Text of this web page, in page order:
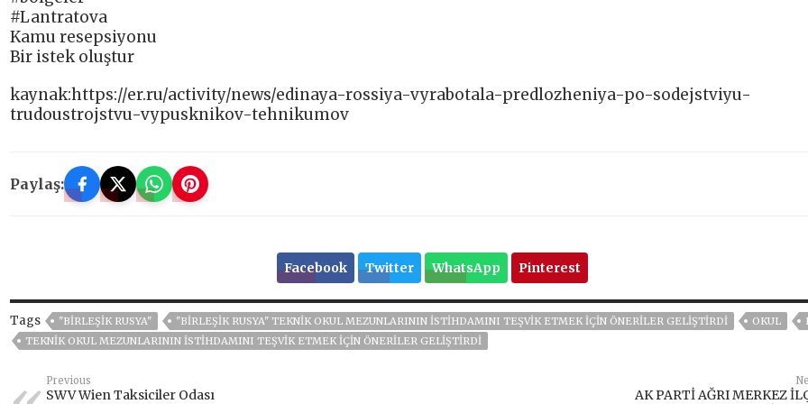
#Lantratova
Kamu resepsiyonu
Bir istek oluştur
kaynak:https://er.ru/activity/news/edinaya-rossiya-vyrabotala-predlozheniya-po-sodejstviyu-
trudoustrojstvu-vypusknikov-tehnikumov
Paylaş:
Facebook Twitter WhatsApp Pinterest
Tags "BIRLEŞIK RUSYA" "BIRLEŞIK RUSYA" TEKNIK OKUL MEZUNLARININ ISTIHDAMINI TEŞVIK ETMEK IÇIN ÖNERILER GELIŞTIRDI OKUL
TEKNIK OKUL MEZUNLARININ ISTIHDAMINI TEŞVIK ETMEK IÇIN ÖNERILER GELIŞTIRDI
Previous
SWV Wien Taksiciler Odası
AK PARTİ AĞRI MERKEZ